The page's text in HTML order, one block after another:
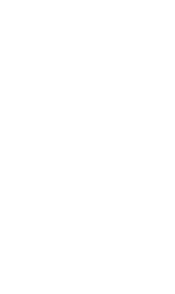
De Lynx E-Blow
luchtpomp die
indrukwekkende
deze draagbare
ventieltypen. Of
motoren of
betrouwbare
drukeenheden,